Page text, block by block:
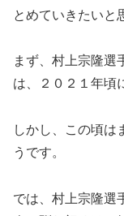
とめていきたいと
まず、村上宗隆選
は、２０２１年頃
しかし、この頃は
うです。
では、村上宗隆選